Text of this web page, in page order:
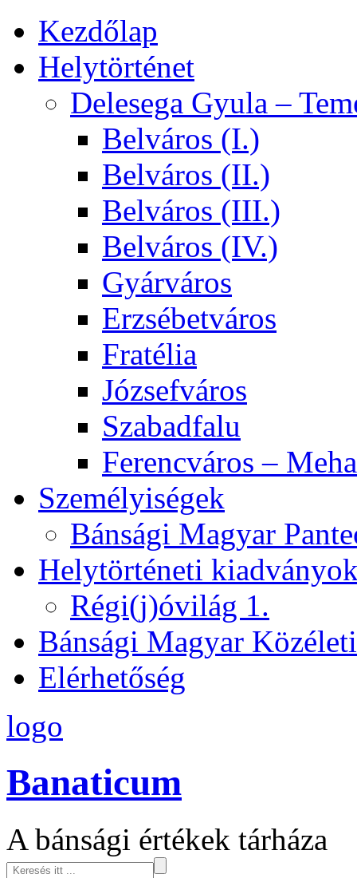
Kezdőlap
Helytörténet
Delesega Gyula –
Belváros (I.)
Belváros (II.)
Belváros (III.)
Belváros (IV.)
Gyárváros
Erzsébetváros
Fratélia
Józsefváros
Szabadfalu
Ferencváros –
Személyiségek
Bánsági Magyar
Helytörténeti
Régi(j)óvilág 1.
Bánsági Magyar
Elérhetőség
logo
Banaticum
A bánsági értékek tárháza